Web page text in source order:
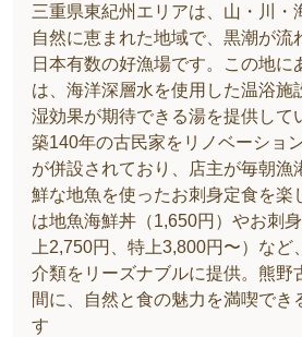
三重県東紀州エリアは、山・川・
自然に恵まれた地域で、黒潮が流
日本有数の好漁場です。この地に
は、海洋深層水を使用した温浴施
湿効果が期待できる湯を提供して
築140年の古民家をリノベーショ
が併設されており、店主が毎朝漁
鮮な地魚を使ったお刺身定食を楽
は地魚海鮮丼（1,650円）やお刺
上2,750円、特上3,800円〜）など
介類をリーズナブルに提供。熊野
間に、自然と食の魅力を満喫でき
す